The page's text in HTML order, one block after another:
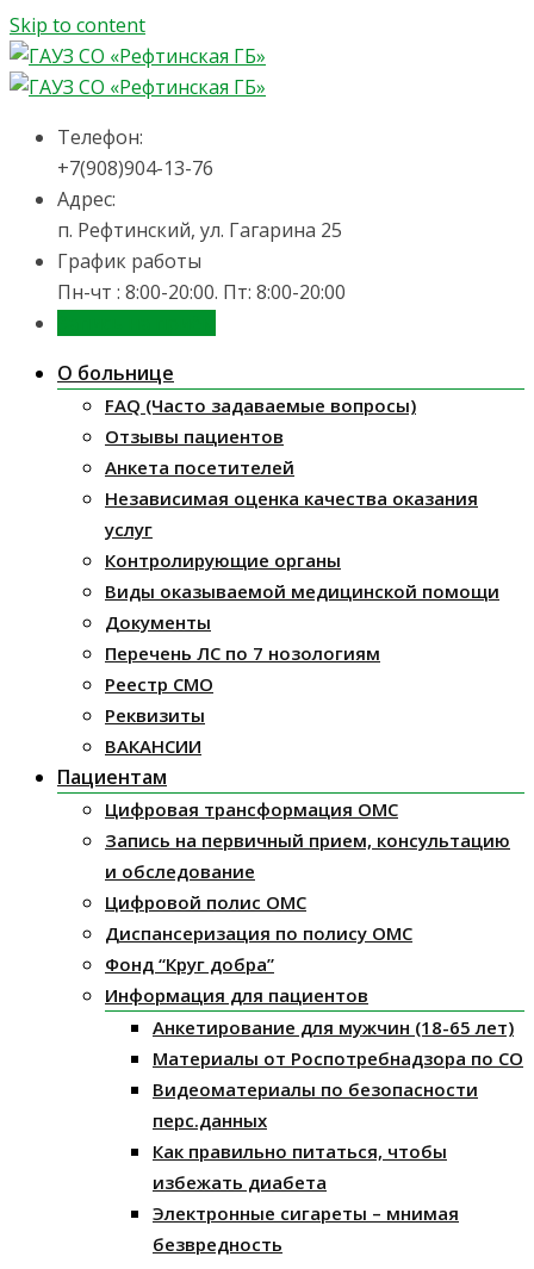
Skip to content
Телефон:
+7(908)904-13-76
Адрес:
п. Рефтинский, ул. Гагарина 25
График работы
Пн-чт : 8:00-20:00. Пт: 8:00-20:00
О больнице
FAQ (Часто задаваемые вопросы)
Отзывы пациентов
Анкета посетителей
Независимая оценка качества оказания
услуг
Контролирующие органы
Виды оказываемой медицинской помощи
Документы
Перечень ЛС по 7 нозологиям
Реестр СМО
Реквизиты
ВАКАНСИИ
Пациентам
Цифровая трансформация ОМС
Запись на первичный прием, консультацию
и обследование
Цифровой полис ОМС
Диспансеризация по полису ОМС
Фонд “Круг добра”
Информация для пациентов
Анкетирование для мужчин (18-65 лет)
Материалы от Роспотребнадзора по СО
Видеоматериалы по безопасности
перс.данных
Как правильно питаться, чтобы
избежать диабета
Электронные сигареты – мнимая
безвредность